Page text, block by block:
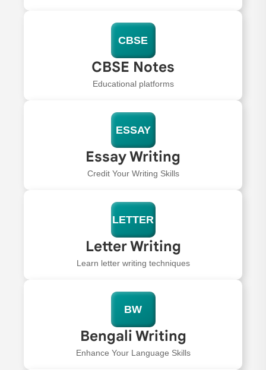
CBSE
CBSE Notes
Educational platforms
ESSAY
Essay Writing
Credit Your Writing Skills
LETTER
Letter Writing
Learn letter writing techniques
BW
Bengali Writing
Enhance Your Language Skills